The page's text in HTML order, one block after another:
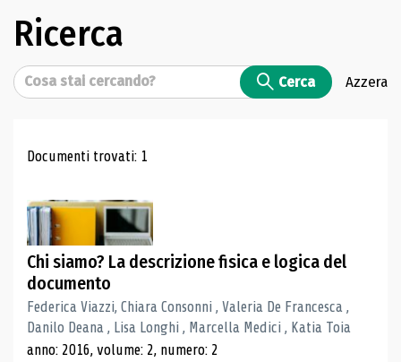
Ricerca
Cerca Cerca Azzera
Risultati di ricerca
Documenti trovati: 1
Chi siamo? La descrizione fisica e logica del
documento
Federica Viazzi, Chiara Consonni , Valeria De Francesca ,
Danilo Deana , Lisa Longhi , Marcella Medici , Katia Toia
anno: 2016, volume: 2, numero: 2